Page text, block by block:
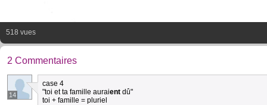
518 vues
2 Commentaires
14
case 4
"toi et ta famille auraient dû"
toi + famille = pluriel